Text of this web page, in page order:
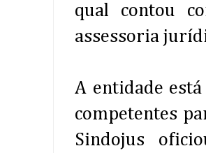
qual contou
assessoria
A entidade
competentes
Sindojus